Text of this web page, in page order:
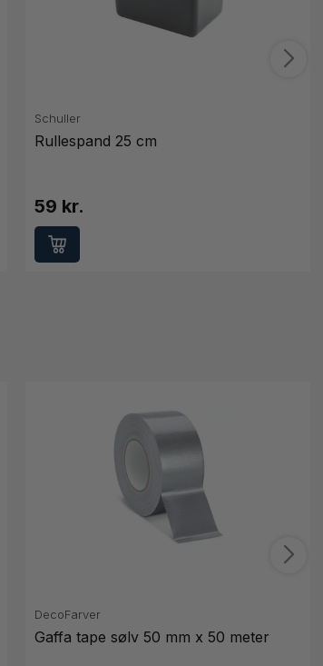
Schuller
Rullespand 25 cm
59 kr.
DecoFarver
Gaffa tape sølv 50 mm x 50 meter